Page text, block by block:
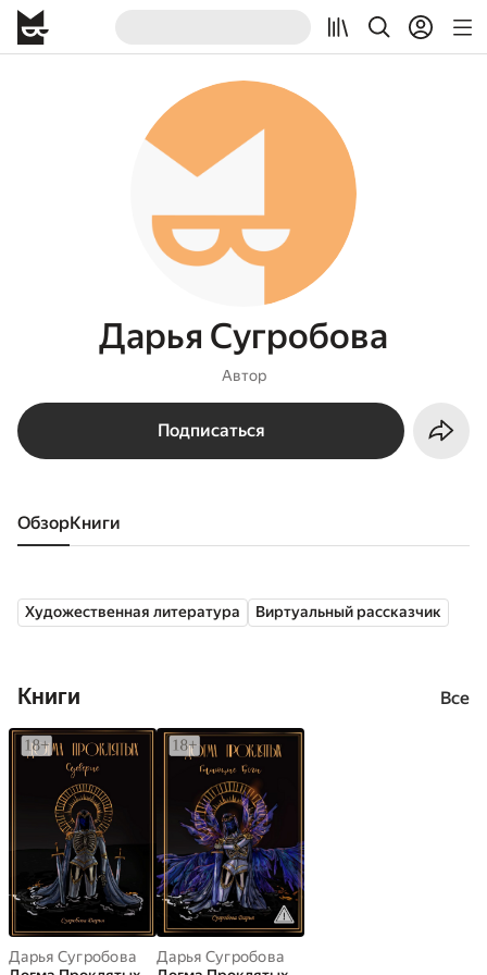
Дарья Сугробова
Автор
Подписаться
Обзор книги
Художественная литература Виртуальный рассказчик
Книги Все
Дарья Сугробова
Дарья Сугробова